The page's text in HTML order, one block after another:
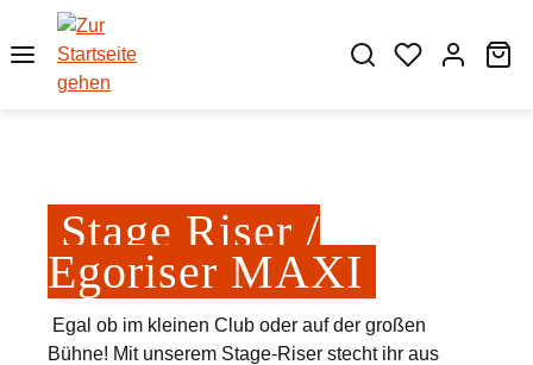
Zum Hauptinhalt springen
Stage Riser /
Egoriser MAXI
Egal ob im kleinen Club oder auf der großen
Bühne! Mit unserem Stage-Riser stecht ihr aus